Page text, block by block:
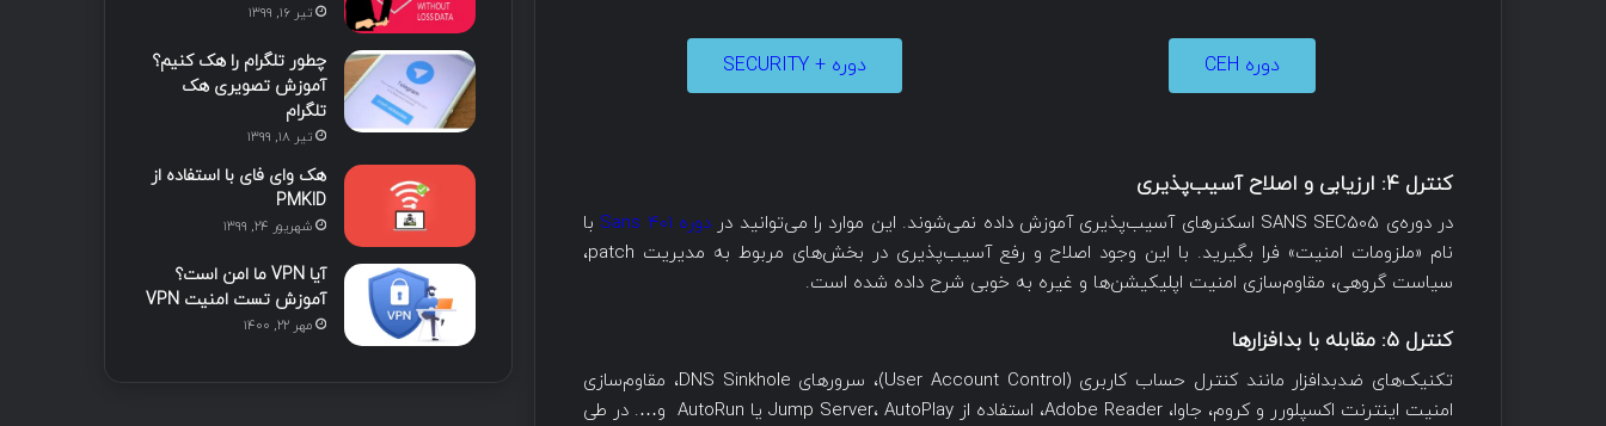
دوره CEH دوره + SECURITY
کنترل ۴: ارزیابی و اصلاح آسیب‌پذیری
در دوره‌ی SANS SEC505 اسکنرهای آسیب‌پذیری آموزش داده نمی‌شوند. این موارد را می‌توانید در دوره Sans 401
با
نام «ملزومات امنیت» فرا بگیرید. با این وجود اصلاح و رفع آسیب‌پذیری در بخش‌های مربوط به مدیریت patch،
سیاست گروهی، مقاوم‌سازی امنیت اپلیکیشن‌ها و غیره به خوبی شرح داده شده است.
کنترل ۵: مقابله با بدافزارها
تکنیک‌های ضدبدافزار مانند کنترل حساب کاربری (User Account Control)، سرورهای DNS Sinkhole، مقاوم‌سازی
امنیت اینترنت اکسپلورر و کروم، جاوا، Adobe Reader، استفاده از Jump Server، AutoPlay یا AutoRun و…. در طی
تیر ۱۶, ۱۳۹۹
چطور تلگرام را هک کنیم؟
آموزش تصویری هک
تلگرام
تیر ۱۸, ۱۳۹۹
هک وای فای با استفاده از
PMKID
شهریور ۲۴, ۱۳۹۹
آیا VPN ما امن است؟
آموزش تست امنیت VPN
مهر ۲۲, ۱۴۰۰